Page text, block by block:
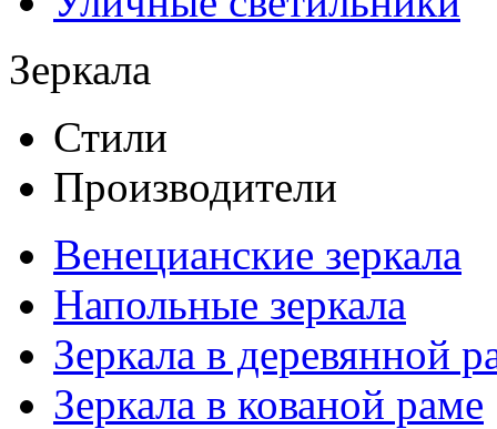
Зеркала
Стили
Производители
Венецианские зеркала
Напольные зеркала
Зеркала в деревянной
Зеркала в кованой раме